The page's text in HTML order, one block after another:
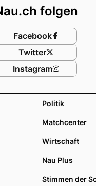
Politik
Matchcenter
Wirtschaft
Nau Plus
Stimmen der
folgen
Facebook
Twitter
Instagram